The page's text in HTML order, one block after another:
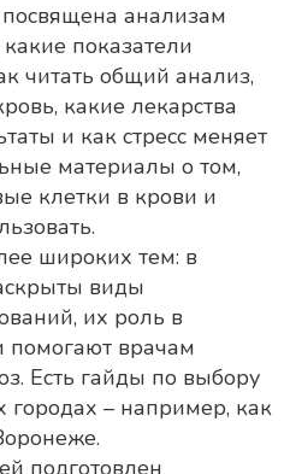
анализам
показатели
читать общий анализ,
какие лекарства
и как стресс меняет
материалы о том,
клетки в крови и
широких тем: в
виды
их роль в
помогают врачам
Есть гайды по выбору
городах – например, как
подготовлен